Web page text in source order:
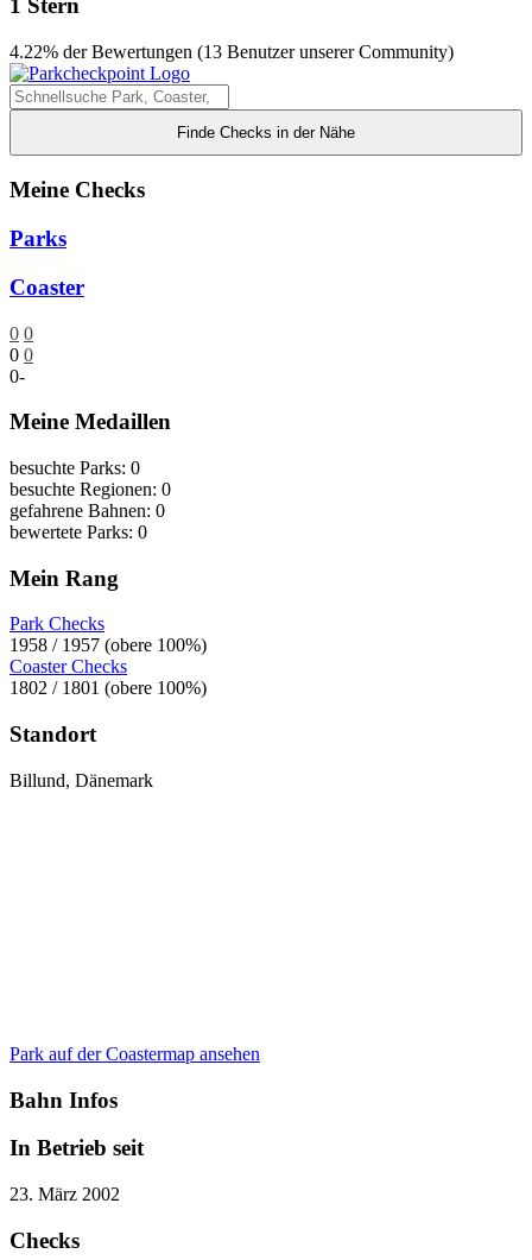
1 Stern
4.22% der Bewertungen (13 Benutzer unserer Community)
Finde Checks in der Nähe
Meine Checks
Parks
Coaster
0 0
0 0
0-
Meine Medaillen
besuchte Parks: 0
besuchte Regionen: 0
gefahrene Bahnen: 0
bewertete Parks: 0
Mein Rang
Park Checks
1958 / 1957 (obere 100%)
Coaster Checks
1802 / 1801 (obere 100%)
Standort
Billund, Dänemark
Park auf der Coastermap ansehen
Bahn Infos
In Betrieb seit
23. März 2002
Checks